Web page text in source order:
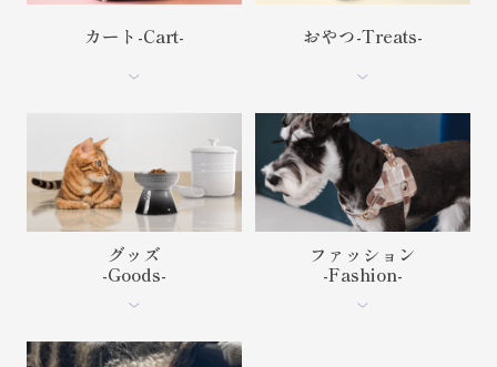
カート-Cart- おやつ-Treats-
グッズ
-Goods-
ファッション
-Fashion-